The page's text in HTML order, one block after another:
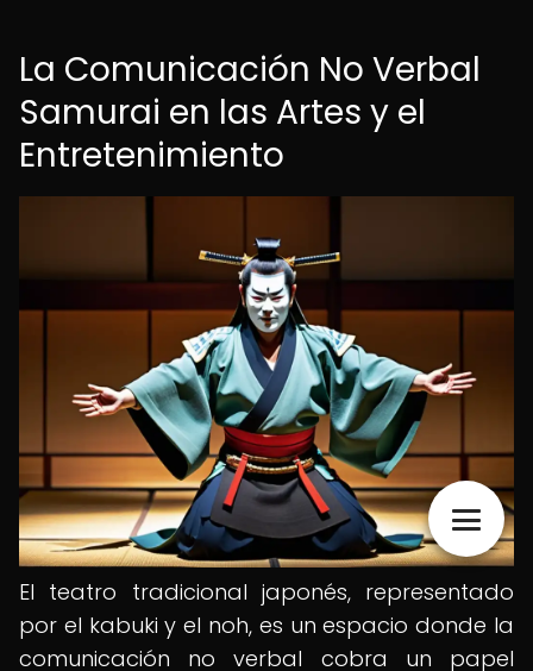
La Comunicación No Verbal
Samurai en las Artes y el
Entretenimiento
El teatro tradicional japonés, representado
por el kabuki y el noh, es un espacio donde la
comunicación no verbal cobra un papel